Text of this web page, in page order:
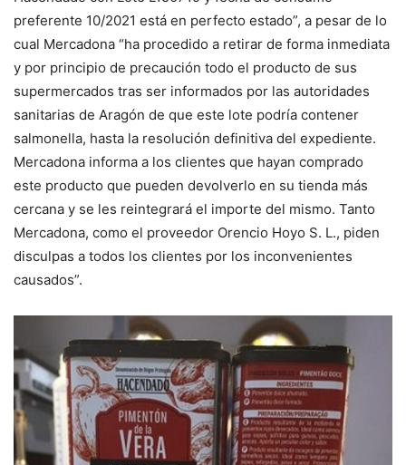
preferente 10/2021 está en perfecto estado”, a pesar de lo
cual Mercadona “ha procedido a retirar de forma inmediata
y por principio de precaución todo el producto de sus
supermercados tras ser informados por las autoridades
sanitarias de Aragón de que este lote podría contener
salmonella, hasta la resolución definitiva del expediente.
Mercadona informa a los clientes que hayan comprado
este producto que pueden devolverlo en su tienda más
cercana y se les reintegrará el importe del mismo. Tanto
Mercadona, como el proveedor Orencio Hoyo S. L., piden
disculpas a todos los clientes por los inconvenientes
causados”.